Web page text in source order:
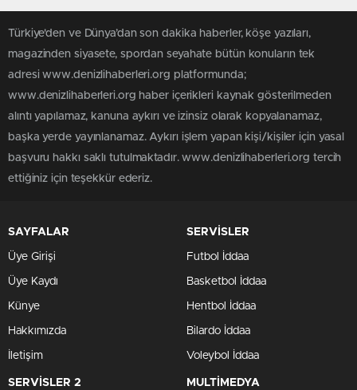
Türkiye'den ve Dünya’dan son dakika haberler, köşe yazıları,
magazinden siyasete, spordan seyahate bütün konuların tek
adresi www.denizlihaberleri.org platformunda;
www.denizlihaberleri.org haber içerikleri kaynak gösterilmeden
alıntı yapılamaz, kanuna aykırı ve izinsiz olarak kopyalanamaz,
başka yerde yayınlanamaz. Aykırı işlem yapan kişi/kişiler için yasal
başvuru hakkı saklı tutulmaktadır. www.denizlihaberleri.org tercih
ettiğiniz için teşekkür ederiz.
SAYFALAR
Üye Girişi
Üye Kaydı
Künye
Hakkımızda
İletişim
SERVİSLER
Futbol İddaa
Basketbol İddaa
Hentbol İddaa
Bilardo İddaa
Voleybol İddaa
SERVİSLER 2 MULTİMEDYA